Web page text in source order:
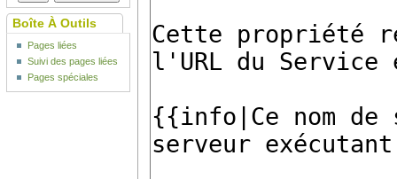
Boîte À Outils
Pages liées
Suivi des pages liées
Pages spéciales